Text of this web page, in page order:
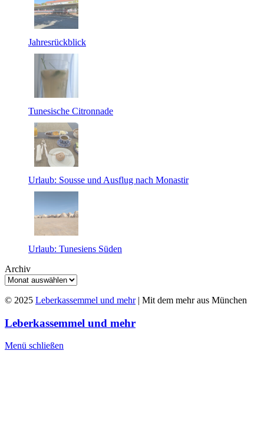
Jahresrückblick
Tunesische Citronnade
Urlaub: Sousse und Ausflug nach Monastir
Urlaub: Tunesiens Süden
Archiv
© 2025 Leberkassemmel und mehr| Mit dem mehr aus München
Leberkassemmel und mehr
Menü schließen